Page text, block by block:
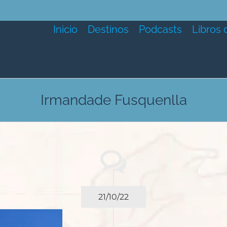
Inicio Destinos Podcasts Libros
Irmandade Fusquenlla
21/10/22